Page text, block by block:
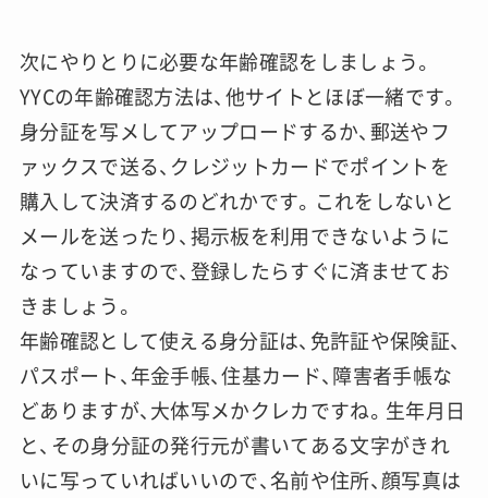
次にやりとりに必要な年齢確認をしましょう。
YYCの年齢確認方法は、他サイトとほぼ一緒です。
身分証を写メしてアップロードするか、郵送やフ
ァックスで送る、クレジットカードでポイントを
購入して決済するのどれかです。これをしないと
メールを送ったり、掲示板を利用できないように
なっていますので、登録したらすぐに済ませてお
きましょう。
年齢確認として使える身分証は、免許証や保険証、
パスポート、年金手帳、住基カード、障害者手帳な
どありますが、大体写メかクレカですね。生年月日
と、その身分証の発行元が書いてある文字がきれ
いに写っていればいいので、名前や住所、顔写真は